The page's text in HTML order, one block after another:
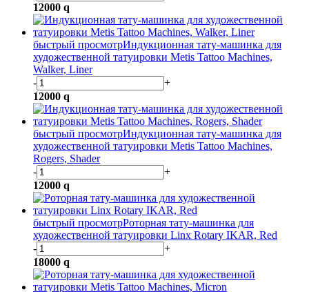
12000 q
быстрый просмотрИндукционная тату-машинка для
художественной татуировки Metis Tattoo Machines,
Walker, Liner
-
+
12000 q
быстрый просмотрИндукционная тату-машинка для
художественной татуировки Metis Tattoo Machines,
Rogers, Shader
-
+
12000 q
быстрый просмотрРоторная тату-машинка для
художественной татуировки Linx Rotary IKAR, Red
-
+
18000 q